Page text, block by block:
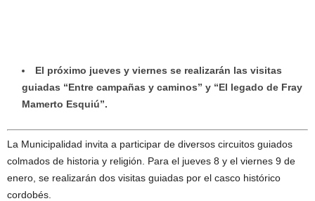
El próximo jueves y viernes se realizarán las visitas
guiadas “Entre campañas y caminos” y “El legado de Fray
Mamerto Esquiú”.
La Municipalidad invita a participar de diversos circuitos guiados
colmados de historia y religión. Para el jueves 8 y el viernes 9 de
enero, se realizarán dos visitas guiadas por el casco histórico
cordobés.